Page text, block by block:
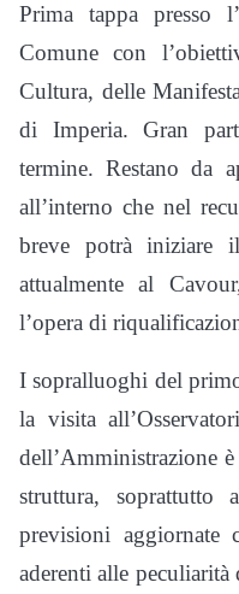
Prima tappa presso
Comune con
Cultura, delle
di Imperia. Gran
termine. Restano da
all’interno che nel
breve potrà iniziare
attualmente al
l’opera di
I sopralluoghi del
la visita
dell’Amministrazione
struttura,
previsioni aggiornate
aderenti alle